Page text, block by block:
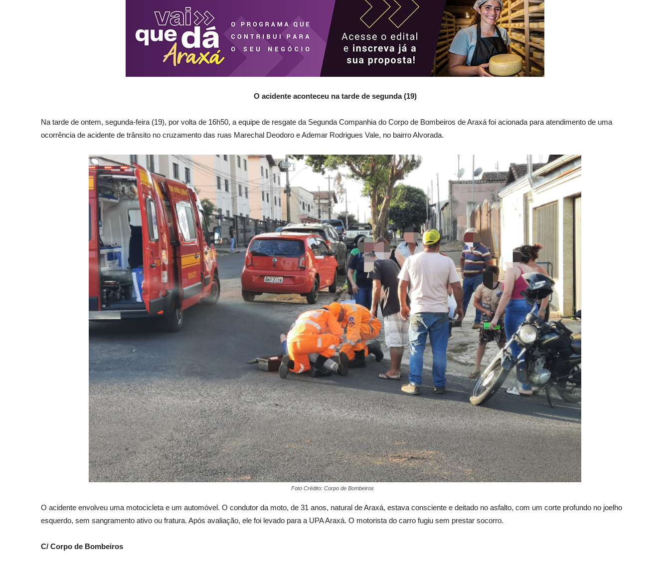
O acidente aconteceu na tarde de segunda (19)
Na tarde de ontem, segunda-feira (19), por volta de 16h50, a equipe de resgate da Segunda Companhia do Corpo de Bombeiros de Araxá foi acionada para atendimento de uma
ocorrência de acidente de trânsito no cruzamento das ruas Marechal Deodoro e Ademar Rodrigues Vale, no bairro Alvorada.
Foto Crédito: Corpo de Bombeiros
O acidente envolveu uma motocicleta e um automóvel. O condutor da moto, de 31 anos, natural de Araxá, estava consciente e deitado no asfalto, com um corte profundo no joelho
esquerdo, sem sangramento ativo ou fratura. Após avaliação, ele foi levado para a UPA Araxá. O motorista do carro fugiu sem prestar socorro.
C/ Corpo de Bombeiros